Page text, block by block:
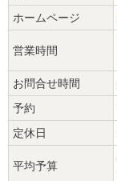
ホームページ
営業時間
お問合せ時間
予約
定休日
平均予算